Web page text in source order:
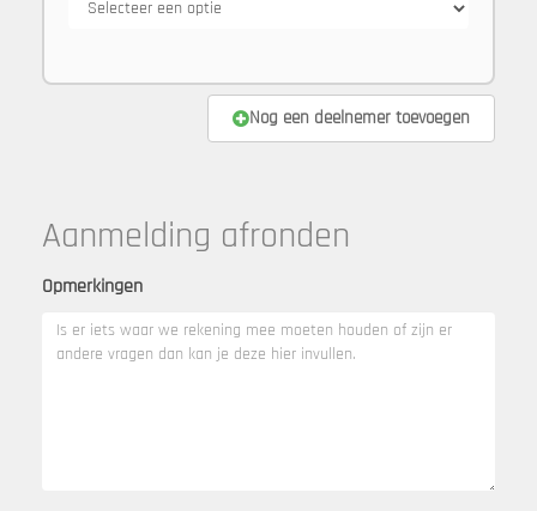
Nog een deelnemer toevoegen
Aanmelding afronden
Opmerkingen